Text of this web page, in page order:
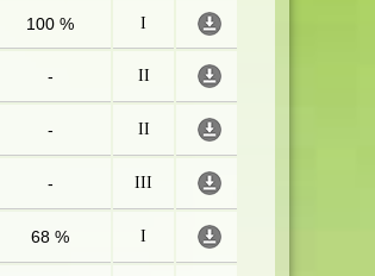
100 % I
- II
- II
- III
68 % I